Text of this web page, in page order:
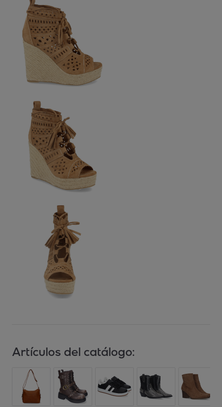
Artículos del catálogo: